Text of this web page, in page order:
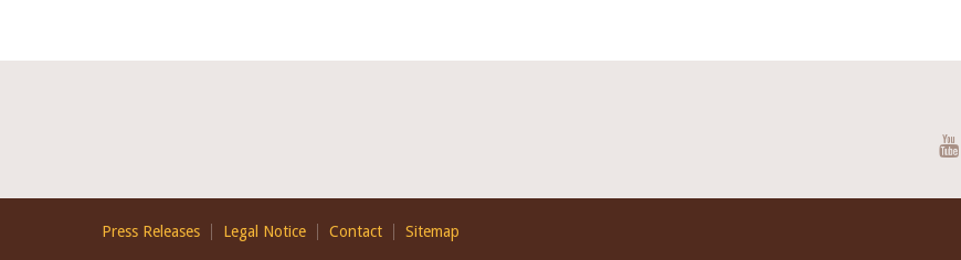
Footer
EN
Press Releases Legal Notice Contact Sitemap